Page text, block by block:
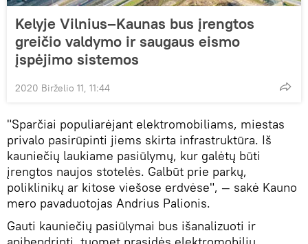
Kelyje Vilnius–Kaunas bus įrengtos
greičio valdymo ir saugaus eismo
įspėjimo sistemos
2020 Birželio 11, 11:44
"Sparčiai populiarėjant elektromobiliams, miestas
privalo pasirūpinti jiems skirta infrastruktūra. Iš
kauniečių laukiame pasiūlymų, kur galėtų būti
įrengtos naujos stotelės. Galbūt prie parkų,
poliklinikų ar kitose viešose erdvėse", — sakė Kauno
mero pavaduotojas Andrius Palionis.
Gauti kauniečių pasiūlymai bus išanalizuoti ir